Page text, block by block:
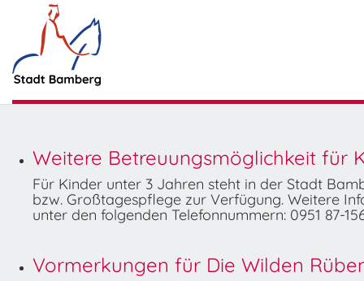
Weitere Betreuungsmöglichkeit für
Für Kinder unter 3 Jahren steht in der Stadt
bzw. Großtagespflege zur Verfügung. Weitere
unter den folgenden Telefonnummern: 0951 87-
Vormerkungen für Die Wilden